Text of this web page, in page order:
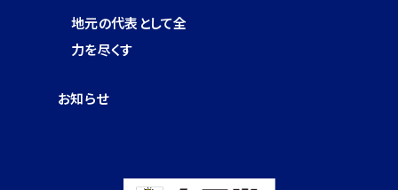
地元の代表として全
力を尽くす
お知らせ